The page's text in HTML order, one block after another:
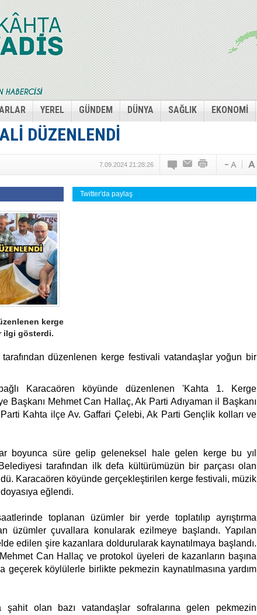
YEREL GÜNDEM DÜNYA SAĞLIK EKONOMİ
DÜZENLENDİ
7.09.2024 21:28:26
Twitter'da paylaş
kerge
ilgi gösterdi.
düzenlenen kerge festivali vatandaşlar yoğun bir
Karacaören köyünde düzenlenen 'Kahta 1. Kerge
Başkanı Mehmet Can Hallaç, Ak Parti Adıyaman il Başkanı
Kahta ilçe Av. Gaffari Çelebi, Ak Parti Gençlik kolları ve
boyunca süre gelip geleneksel hale gelen kerge bu yıl
tarafından ilk defa kültürümüzün bir parçası olan
Karacaören köyünde gerçekleştirilen kerge festivali, müzik
eğlendi.
toplanan üzümler bir yerde toplatılıp ayrıştırma
üzümler çuvallara konularak ezilmeye başlandı. Yapılan
edilen şire kazanlara doldurularak kaynatılmaya başlandı.
Can Hallaç ve protokol üyeleri de kazanların başına
geçerek köylülerle birlikte pekmezin kaynatılmasına yardım
şahit olan bazı vatandaşlar sofralarına gelen pekmezin